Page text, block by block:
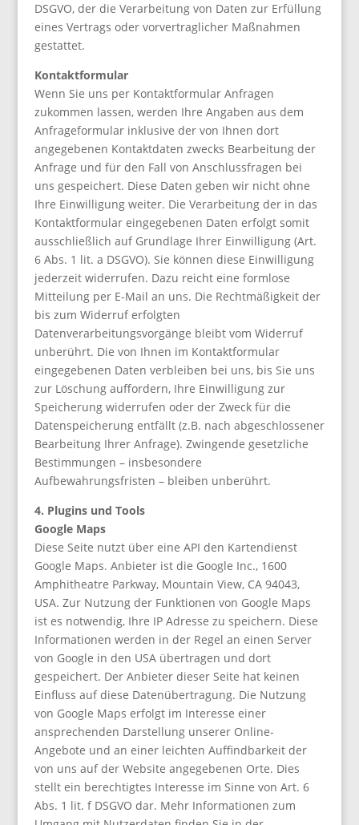
DSGVO, der die Verarbeitung von Daten zur Erfüllung
eines Vertrags oder vorvertraglicher Maßnahmen
gestattet.
Kontaktformular
Wenn Sie uns per Kontaktformular Anfragen
zukommen lassen, werden Ihre Angaben aus dem
Anfrageformular inklusive der von Ihnen dort
angegebenen Kontaktdaten zwecks Bearbeitung der
Anfrage und für den Fall von Anschlussfragen bei
uns gespeichert. Diese Daten geben wir nicht ohne
Ihre Einwilligung weiter. Die Verarbeitung der in das
Kontaktformular eingegebenen Daten erfolgt somit
ausschließlich auf Grundlage Ihrer Einwilligung (Art.
6 Abs. 1 lit. a DSGVO). Sie können diese Einwilligung
jederzeit widerrufen. Dazu reicht eine formlose
Mitteilung per E-Mail an uns. Die Rechtmäßigkeit der
bis zum Widerruf erfolgten
Datenverarbeitungsvorgänge bleibt vom Widerruf
unberührt. Die von Ihnen im Kontaktformular
eingegebenen Daten verbleiben bei uns, bis Sie uns
zur Löschung auffordern, Ihre Einwilligung zur
Speicherung widerrufen oder der Zweck für die
Datenspeicherung entfällt (z.B. nach abgeschlossener
Bearbeitung Ihrer Anfrage). Zwingende gesetzliche
Bestimmungen – insbesondere
Aufbewahrungsfristen – bleiben unberührt.
4. Plugins und Tools
Google Maps
Diese Seite nutzt über eine API den Kartendienst
Google Maps. Anbieter ist die Google Inc., 1600
Amphitheatre Parkway, Mountain View, CA 94043,
USA. Zur Nutzung der Funktionen von Google Maps
ist es notwendig, Ihre IP Adresse zu speichern. Diese
Informationen werden in der Regel an einen Server
von Google in den USA übertragen und dort
gespeichert. Der Anbieter dieser Seite hat keinen
Einfluss auf diese Datenübertragung. Die Nutzung
von Google Maps erfolgt im Interesse einer
ansprechenden Darstellung unserer Online-
Angebote und an einer leichten Auffindbarkeit der
von uns auf der Website angegebenen Orte. Dies
stellt ein berechtigtes Interesse im Sinne von Art. 6
Abs. 1 lit. f DSGVO dar. Mehr Informationen zum